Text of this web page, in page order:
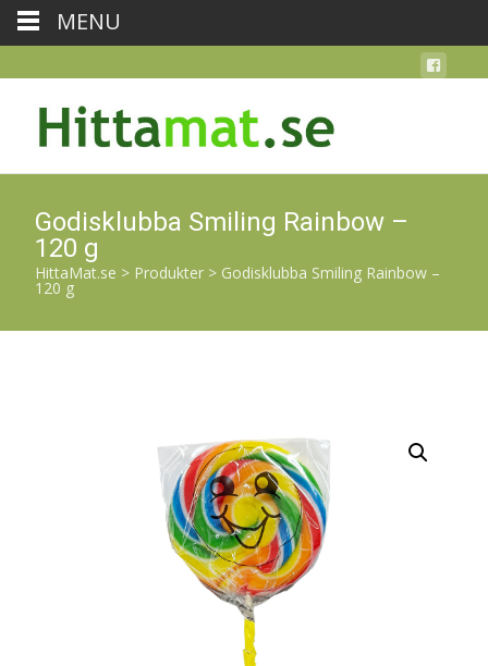
Godisklubba Smiling Rainbow –
120 g
HittaMat.se > Produkter > Godisklubba Smiling Rainbow –
120 g
MENU